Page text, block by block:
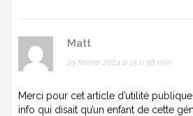
Matt
19 février 2024 à 15 h 58 min
Merci pour cet article d’utilité
info qui disait qu’un enfant de cette